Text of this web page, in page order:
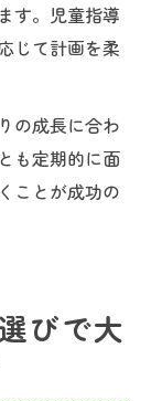
す。児童指導
じて計画を柔
の成長に合わ
も定期的に面
ことが成功の
びで大